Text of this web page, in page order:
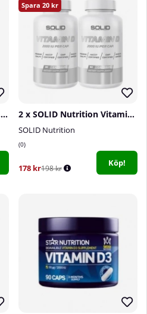
SOLID Nutrition Vitamin D, 90 caps
20
2 x SOLID Nutrition Vitamin D, 90 caps
SOLID Nutrition
0
178 kr198 kr
Köp!